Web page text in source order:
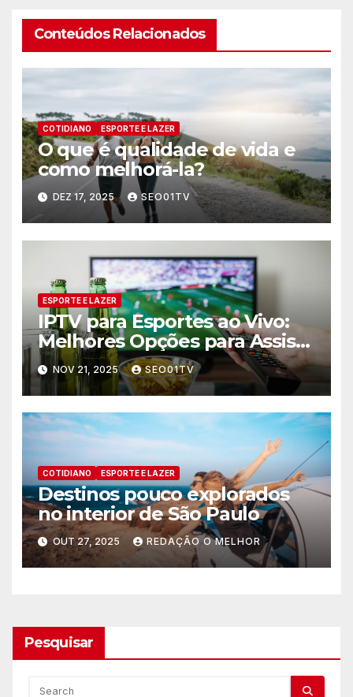
Conteúdos Relacionados
COTIDIANO ESPORTE E LAZER
O que é qualidade de vida e
como melhorá-la?
DEZ 17, 2025 SEO01TV
ESPORTE E LAZER
IPTV para Esportes ao Vivo:
Melhores Opções para Assistir
Jogos
NOV 21, 2025 SEO01TV
COTIDIANO ESPORTE E LAZER
Destinos pouco explorados
no interior de São Paulo
OUT 27, 2025 REDAÇÃO O MELHOR
Pesquisar